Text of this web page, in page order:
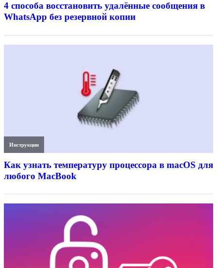
4 способа восстановить удалённые сообщения в
WhatsApp без резервной копии
Инструкции
Как узнать температуру процессора в macOS для
любого MacBook